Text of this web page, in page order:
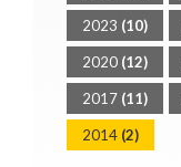
2023 (10)
2020 (12)
2017 (11)
2014 (2)